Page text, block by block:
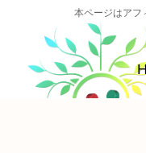
本ページはアフ